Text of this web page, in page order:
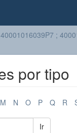
40001016039P7 ;
por tipo
M N O P Q R
Ir